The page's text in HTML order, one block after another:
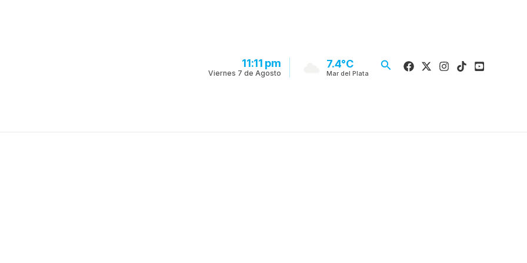
11:11 pm
Viernes 7 de Agosto
7.4°C
Mar del Plata
Buscar